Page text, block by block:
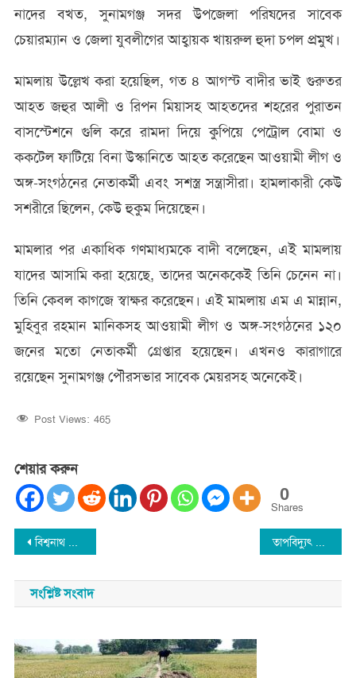
নাদের বখত, সুনামগঞ্জ সদর উপজেলা পরিষদের সাবেক
চেয়ারম্যান ও জেলা যুবলীগের আহ্বায়ক খায়রুল হুদা চপল প্রমুখ।
মামলায় উল্লেখ করা হয়েছিল, গত ৪ আগস্ট বাদীর ভাই গুরুতর
আহত জহুর আলী ও রিপন মিয়াসহ আহতদের শহরের পুরাতন
বাসস্টেশনে গুলি করে রামদা দিয়ে কুপিয়ে পেট্রোল বোমা ও
ককটেল ফাটিয়ে বিনা উস্কানিতে আহত করেছেন আওয়ামী লীগ ও
অঙ্গ-সংগঠনের নেতাকর্মী এবং সশস্ত্র সন্ত্রাসীরা। হামলাকারী কেউ
সশরীরে ছিলেন, কেউ হুকুম দিয়েছেন।
মামলার পর একাধিক গণমাধ্যমকে বাদী বলেছেন, এই মামলায়
যাদের আসামি করা হয়েছে, তাদের অনেককেই তিনি চেনেন না।
তিনি কেবল কাগজে স্বাক্ষর করেছেন। এই মামলায় এম এ মান্নান,
মুহিবুর রহমান মানিকসহ আওয়ামী লীগ ও অঙ্গ-সংগঠনের ১২০
জনের মতো নেতাকর্মী গ্রেপ্তার হয়েছেন। এখনও কারাগারে
রয়েছেন সুনামগঞ্জ পৌরসভার সাবেক মেয়রসহ অনেকেই।
Post Views: 465
শেয়ার করুন
0
Shares
Post
navigation
বিশ্বনাথ ক্রিকেট এসোসিয়েশনের ২৮তম টি-টুয়েন্টি ক্রিকেট লীগের ট্রফি উন্মোচন তাপবিদ্যুৎ কেন্দ্রের মালামাল চুরি, বিএনপি নেতাসহ ৫০ জনের নামে মামলা
সংশ্লিষ্ট সংবাদ